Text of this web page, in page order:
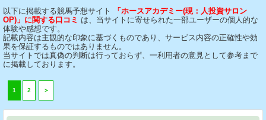
以下に掲載する競馬予想サイト
「ホースアカデミー(現：人投資サロン
OP)」に関する口コミ は、当サイトに寄せられた一部ユーザーの個人的な
体験や感想です。
記載内容は主観的な印象に基づくものであり、サービス内容の正確性や効
果を保証するものではありません。
当サイトでは真偽の判断は行っておらず、一利用者の意見として参考まで
に掲載しております。
1 2 ＞